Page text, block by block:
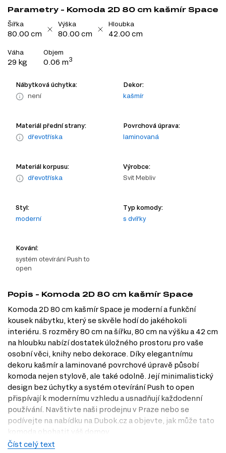
Parametry - Komoda 2D 80 cm kašmír Space
Šířka
80.00 cm
Výška
80.00 cm
Hloubka
42.00 cm
Váha
29 kg
Objem
0.06 m3
Nábytková úchytka:
není
Dekor:
kašmír
Materiál přední strany:
dřevotříska
Povrchová úprava:
laminovaná
Materiál korpusu:
dřevotříska
Výrobce:
Svit Mebliv
Styl:
moderní
Typ komody:
s dvířky
Kování:
systém otevírání Push to
open
Popis - Komoda 2D 80 cm kašmír Space
Komoda 2D 80 cm kašmír Space je moderní a funkční
kousek nábytku, který se skvěle hodí do jakéhokoli
interiéru. S rozměry 80 cm na šířku, 80 cm na výšku a 42 cm
na hloubku nabízí dostatek úložného prostoru pro vaše
osobní věci, knihy nebo dekorace. Díky elegantnímu
dekoru kašmír a laminované povrchové úpravě působí
komoda nejen stylově, ale také odolně. Její minimalistický
design bez úchytky a systém otevírání Push to open
přispívají k modernímu vzhledu a usnadňují každodenní
používání. Navštivte naši prodejnu v Praze nebo se
podívejte na nabídku na Dubok.cz a objevte, jak může tato
komoda obohatit váš domov.
Dostupné modifikace produktu
Číst celý text